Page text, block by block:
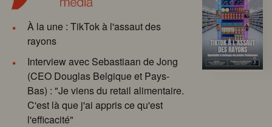
À la une : TikTok à l'assaut des
rayons
Interview avec Sebastiaan de Jong
(CEO Douglas Belgique et Pays-
Bas) : "Je viens du retail alimentaire.
C'est là que j'ai appris ce qu'est
l'efficacité"